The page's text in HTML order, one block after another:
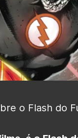
o Flash do